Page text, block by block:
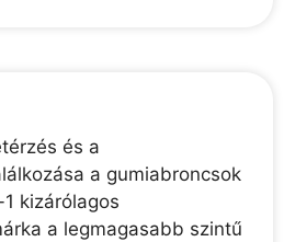
és a
a gumiabroncsok
kizárólagos
a legmagasabb szintű